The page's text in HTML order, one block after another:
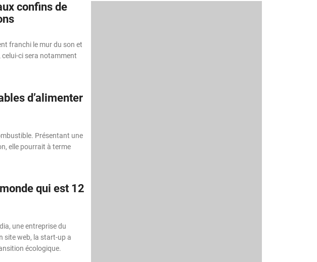
confins de
franchi le mur du son et
ci sera notamment
d’alimenter
Présentant une
elle pourrait à terme
qui est 12
une entreprise du
site web, la start-up a
écologique.